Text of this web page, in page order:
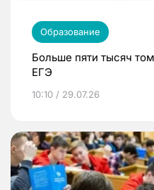
Образование
Больше пяти тысяч
ЕГЭ
10:10 / 29.07.26